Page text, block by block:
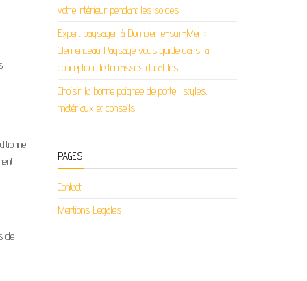
de
votre intérieur pendant les soldes
Expert paysager à Dompierre-sur-Mer :
Clemenceau Paysage vous guide dans la
conception de terrasses durables
Choisir la bonne poignée de porte : styles,
matériaux et conseils
PAGES
Contact
Mentions Legales